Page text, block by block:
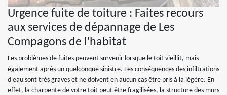
Urgence fuite de toiture : Faites recours
aux services de dépannage de Les
Compagons de l'habitat
Les problèmes de fuites peuvent survenir lorsque le toit vieillit, mais
également après un quelconque sinistre. Les conséquences des infiltrations
d'eau sont très graves et ne doivent en aucun cas être pris à la légère. En
effet, la charpente de votre toit peut être fragilisées, la structure des murs